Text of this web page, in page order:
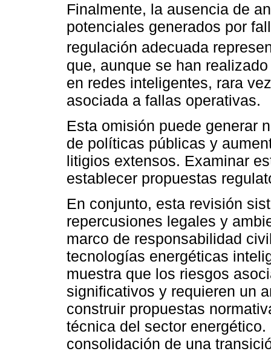
Finalmente, la ausencia de
potenciales generados por
regulación adecuada
que, aunque se han
en redes inteligentes, rara
asociada a fallas operativas.
Esta omisión puede generar
de políticas públicas y
litigios extensos. Examinar
establecer propuestas
En conjunto, esta revisión
repercusiones legales y
marco de responsabilidad
tecnologías energéticas
muestra que los riesgos
significativos y requieren un
construir propuestas
técnica del sector
consolidación de una